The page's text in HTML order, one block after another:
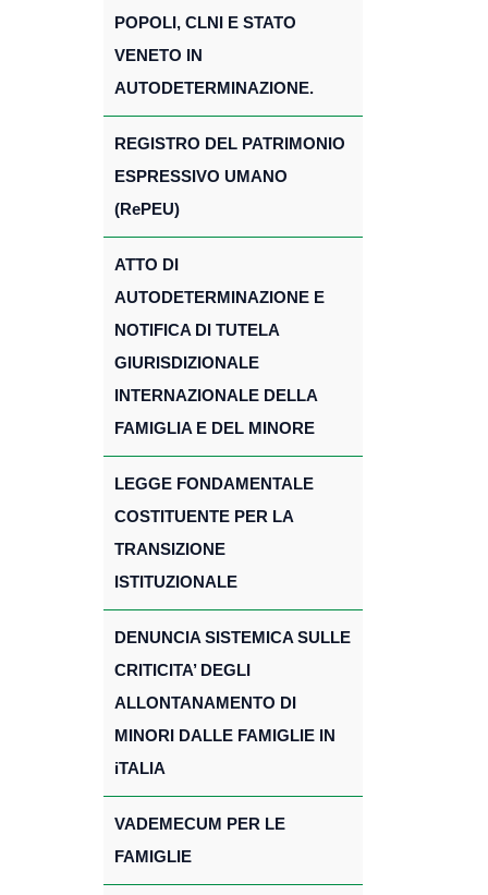
POPOLI, CLNI E STATO
VENETO IN
AUTODETERMINAZIONE.
REGISTRO DEL PATRIMONIO
ESPRESSIVO UMANO
(RePEU)
ATTO DI
AUTODETERMINAZIONE E
NOTIFICA DI TUTELA
GIURISDIZIONALE
INTERNAZIONALE DELLA
FAMIGLIA E DEL MINORE
LEGGE FONDAMENTALE
COSTITUENTE PER LA
TRANSIZIONE
ISTITUZIONALE
DENUNCIA SISTEMICA SULLE
CRITICITA’ DEGLI
ALLONTANAMENTO DI
MINORI DALLE FAMIGLIE IN
iTALIA
VADEMECUM PER LE
FAMIGLIE